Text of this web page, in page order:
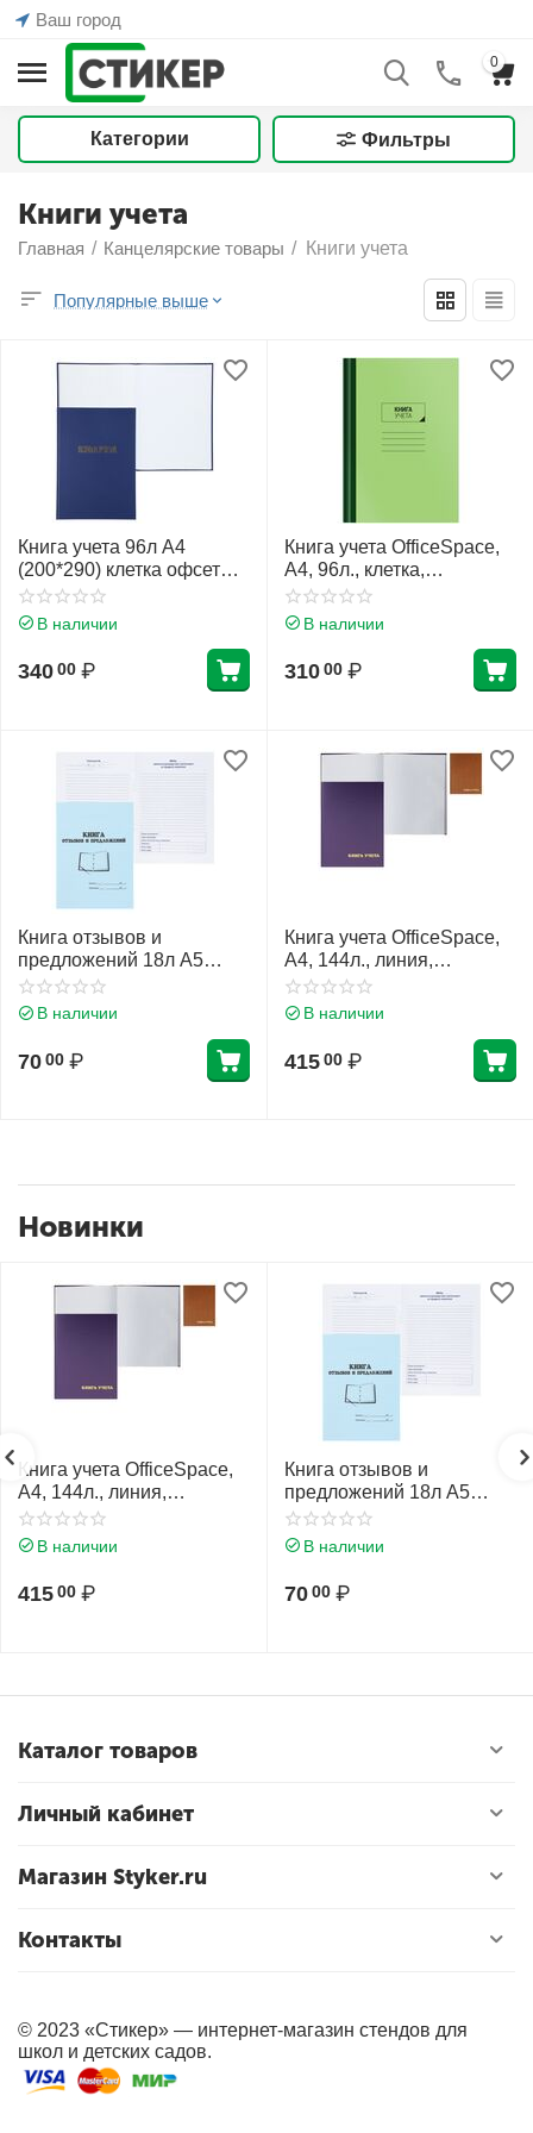
Ваш город
0
Категории Фильтры
Книги учета
Главная / Канцелярские товары / Книги учета
Популярные выше
Книга учета 96л А4
(200*290) клетка офсет
твердая обложка
бумвинил KLERK
В наличии
340 00 ₽
Книга учета OfficeSpace,
А4, 96л., клетка,
200*290мм, твердый
картон, блок офсетный
315
В наличии
310 00 ₽
Книга отзывов и
предложений 18л А5
(145*205) офсет обложка
мягкая
В наличии
70 00 ₽
Книга учета OfficeSpace,
А4, 144л., линия,
200*290мм, бумвинил,
синий, блок офсетный
В наличии
415 00 ₽
Новинки
Книга учета OfficeSpace,
А4, 144л., линия,
200*290мм, бумвинил,
синий, блок офсетный
В наличии
415 00 ₽
Книга отзывов и
предложений 18л А5
(145*205) офсет обложка
мягкая
В наличии
70 00 ₽
Каталог товаров
Личный кабинет
Магазин Styker.ru
Контакты
© 2023 «Стикер» — интернет-магазин стендов для
школ и детских садов.